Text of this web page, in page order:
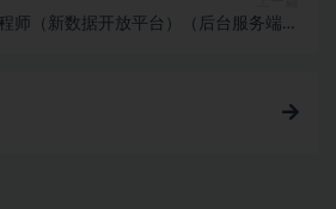
师（新数据开放平台）（后台服务端开